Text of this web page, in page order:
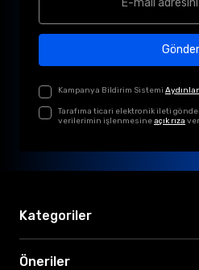
Gönder
Kampanya Bildirim Sistemi
Tarafıma ticari elektronik ileti
verilerimin işlenmesineaçık rıza
Kategoriler
Öneriler